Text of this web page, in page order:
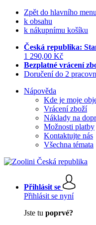
Zpět do hlavního menu
k obsahu
k nákupnímu košíku
Česká republika:
1 290,00 Kč
Bezplatné vrácení
Doručení do 2
Nápověda
Kde je moje
Vrácení zboží
Náklady na
Možnosti platby
Kontaktujte nás
Všechna témata
Přihlásit se
Přihlásit se nyní
Jste tu poprvé?